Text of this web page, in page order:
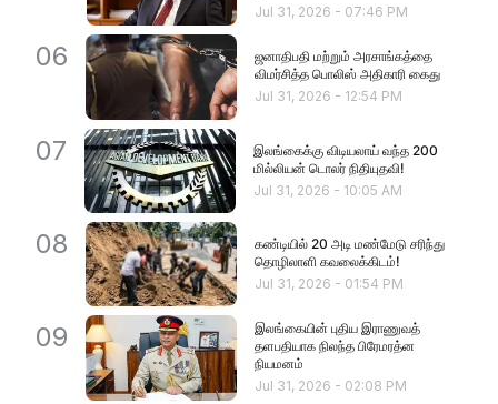
Jul 31, 2026 - 07:46 PM
06
ஜனாதிபதி மற்றும் அரசாங்கத்தை
விமர்சித்த பொலிஸ் அதிகாரி கைது
Jul 31, 2026 - 12:54 PM
07
இலங்கைக்கு விடியலாய் வந்த 200
மில்லியன் டொலர் நிதியுதவி!
Jul 31, 2026 - 10:05 AM
08
கண்டியில் 20 அடி மண்மேடு சரிந்து
தொழிலாளி கவலைக்கிடம்!
Jul 31, 2026 - 01:54 PM
09
இலங்கையின் புதிய இராணுவத்
தளபதியாக நிலந்த பிரேமரத்ன
நியமனம்
Jul 31, 2026 - 02:08 PM